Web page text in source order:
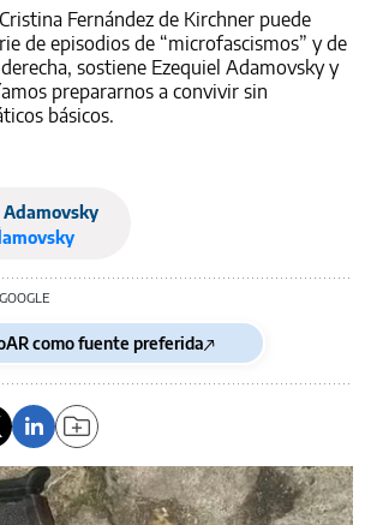
Fernández de Kirchner puede
de episodios de “microfascismos” y de
sostiene Ezequiel Adamovsky y
prepararnos a convivir sin
básicos.
Adamovsky
como fuente preferida